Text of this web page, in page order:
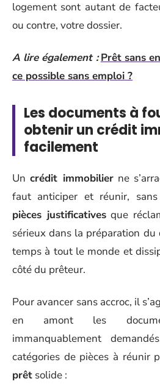
logement sont autant de
ou contre, votre dossier.
A lire également : Prêt sans
ce possible sans emploi ?
Les documents à
obtenir un crédit
facilement
Uncrédit immobilierne
faut anticiper et réunir,
pièces justificativesque
sérieux dans la préparation
temps à tout le monde et
côté du prêteur.
Pour avancer sans accroc, il
en amont les
immanquablement
catégories de pièces à réunir
prêt solide :